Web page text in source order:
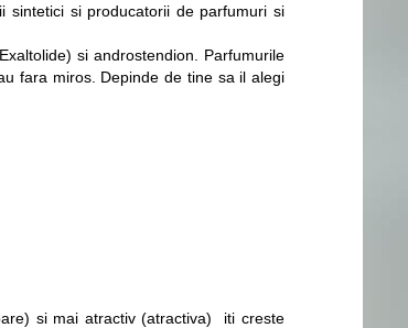
sintetici si producatorii de parfumuri si
si androstendion. Parfumurile
fara miros. Depinde de tine sa il alegi
si mai atractiv (atractiva) iti creste